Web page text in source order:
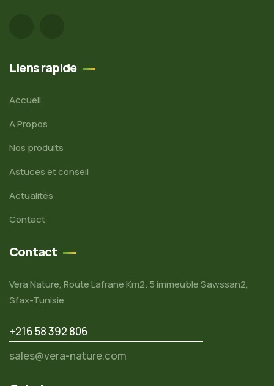
Liens rapide
Accueil
A Propos
Nos produits
Astuces et conseil
Actualités
Contact
Contact
Vera Nature, Route Lafrane Km2. 5 immeuble Sawssan2,
Sfax-Tunisie
+216 58 392 806
sales@vera-nature.com